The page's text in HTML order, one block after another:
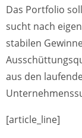
Das Portfolio
sucht nach
stabilen
aus den
[article_line]